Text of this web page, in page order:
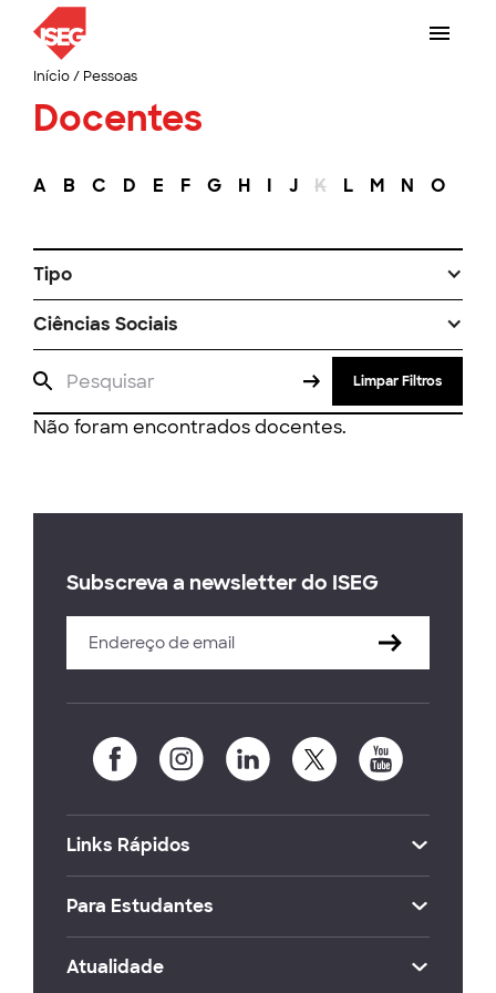
Início/ Pessoas
Docentes
A B C D E F G H I J K L M N O
Tipo
Ciências Sociais
Limpar Filtros
Não foram encontrados docentes.
Subscreva a newsletter do ISEG
Links Rápidos
Para Estudantes
Atualidade